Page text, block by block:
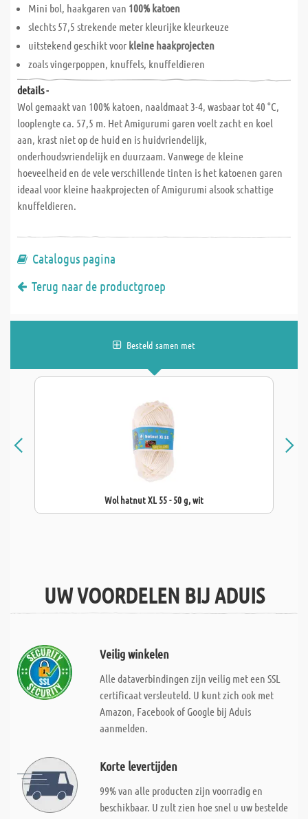
Mini bol, haakgaren van 100% katoen
slechts 57,5 strekende meter kleurijke kleurkeuze
uitstekend geschikt voor kleine haakprojecten
zoals vingerpoppen, knuffels, knuffeldieren
details -
Wol gemaakt van 100% katoen, naaldmaat 3-4, wasbaar tot 40 °C,
looplengte ca. 57,5 m. Het Amigurumi garen voelt zacht en koel
aan, krast niet op de huid en is huidvriendelijk,
onderhoudsvriendelijk en duurzaam. Vanwege de kleine
hoeveelheid en de vele verschillende tinten is het katoenen garen
ideaal voor kleine haakprojecten of Amigurumi alsook schattige
knuffeldieren.
Catalogus pagina
Terug naar de productgroep
Besteld samen met
Wol hatnut XL 55 - 50 g, wit
UW VOORDELEN BIJ ADUIS
Veilig winkelen
Alle dataverbindingen zijn veilig met een SSL
certificaat versleuteld. U kunt zich ook met
Amazon, Facebook of Google bij Aduis
aanmelden.
Korte levertijden
99% van alle producten zijn voorradig en
beschikbaar. U zult zien hoe snel u uw bestelde